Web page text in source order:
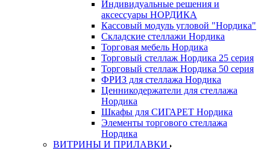
Индивидуальные решения и
аксессуары НОРДИКА
Кассовый модуль угловой "Нордика"
Складские стеллажи Нордика
Торговая мебель Нордика
Торговый стеллаж Нордика 25 серия
Торговый стеллаж Нордика 50 серия
ФРИЗ для стеллажа Нордика
Ценникодержатели для стеллажа
Нордика
Шкафы для СИГАРЕТ Нордика
Элементы торгового стеллажа
Нордика
ВИТРИНЫ И ПРИЛАВКИ